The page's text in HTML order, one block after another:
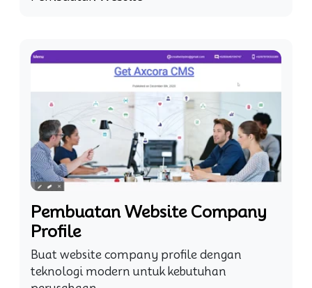
Pembuatan Website Company
Profile
Buat website company profile dengan
teknologi modern untuk kebutuhan